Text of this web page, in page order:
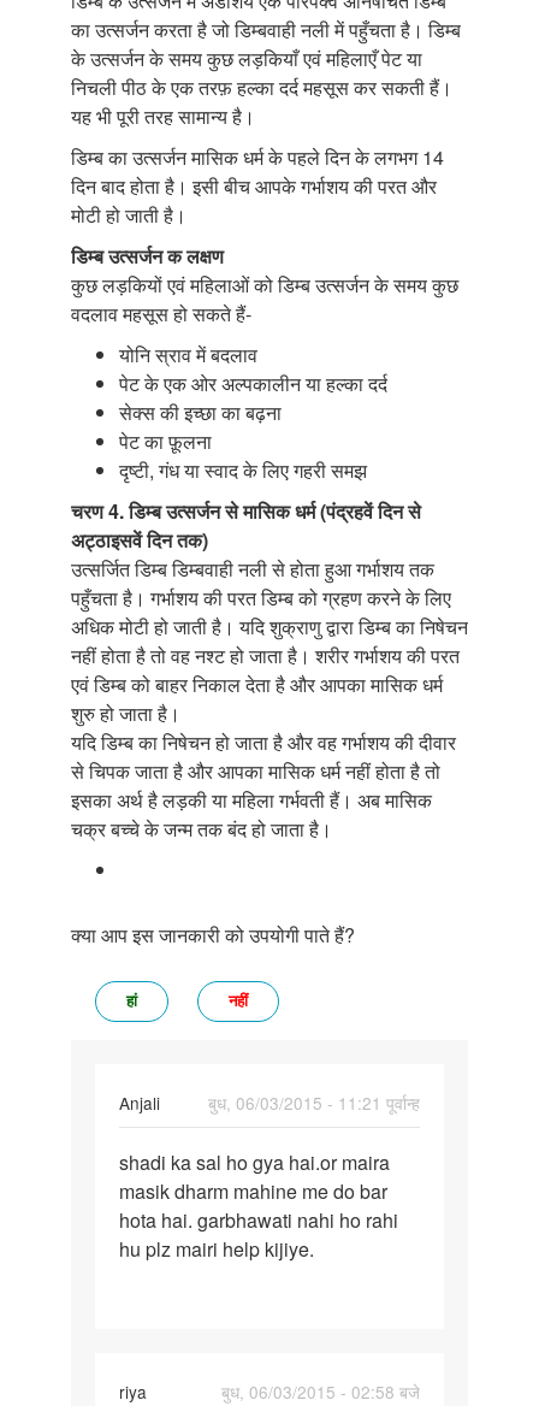
का उत्सर्जन करता है जो डिम्बवाही नली में पहुँचता है। डिम्ब
के उत्सर्जन के समय कुछ लड़कियाँ एवं महिलाएँ पेट या
निचली पीठ के एक तरफ़ हल्का दर्द महसूस कर सकती हैं।
यह भी पूरी तरह सामान्य है।
डिम्ब का उत्सर्जन मासिक धर्म के पहले दिन के लगभग 14
दिन बाद होता है। इसी बीच आपके गर्भाशय की परत और
मोटी हो जाती है।
डिम्ब उत्सर्जन क लक्षण
कुछ लड़कियों एवं महिलाओं को डिम्ब उत्सर्जन के समय कुछ
वदलाव महसूस हो सकते हैं-
योनि स्राव में बदलाव
पेट के एक ओर अल्पकालीन या हल्का दर्द
सेक्स की इच्छा का बढ़ना
पेट का फ़ूलना
दृष्टी, गंध या स्वाद के लिए गहरी समझ
चरण 4. डिम्ब उत्सर्जन से मासिक धर्म (पंद्रहवें दिन से
अट्ठाइसवें दिन तक)
उत्सर्जित डिम्ब डिम्बवाही नली से होता हुआ गर्भाशय तक
पहुँचता है। गर्भाशय की परत डिम्ब को ग्रहण करने के लिए
अधिक मोटी हो जाती है। यदि शुक्राणु द्वारा डिम्ब का निषेचन
नहीं होता है तो वह नश्ट हो जाता है। शरीर गर्भाशय की परत
एवं डिम्ब को बाहर निकाल देता है और आपका मासिक धर्म
शुरु हो जाता है।
यदि डिम्ब का निषेचन हो जाता है और वह गर्भाशय की दीवार
से चिपक जाता है और आपका मासिक धर्म नहीं होता है तो
इसका अर्थ है लड़की या महिला गर्भवती हैं। अब मासिक
चक्र बच्चे के जन्म तक बंद हो जाता है।
क्या आप इस जानकारी को उपयोगी पाते हैं?
हां नहीं
Anjali
बुध, 06/03/2015 - 11:21 पूर्वान्ह
shadi
ka
sal
ho
shadi ka sal ho gya hai.or maira
masik dharm mahine me do bar
hota hai. garbhawati nahi ho rahi
hu plz mairi help kijiye.
riya
बुध, 06/03/2015 - 02:58 बजे